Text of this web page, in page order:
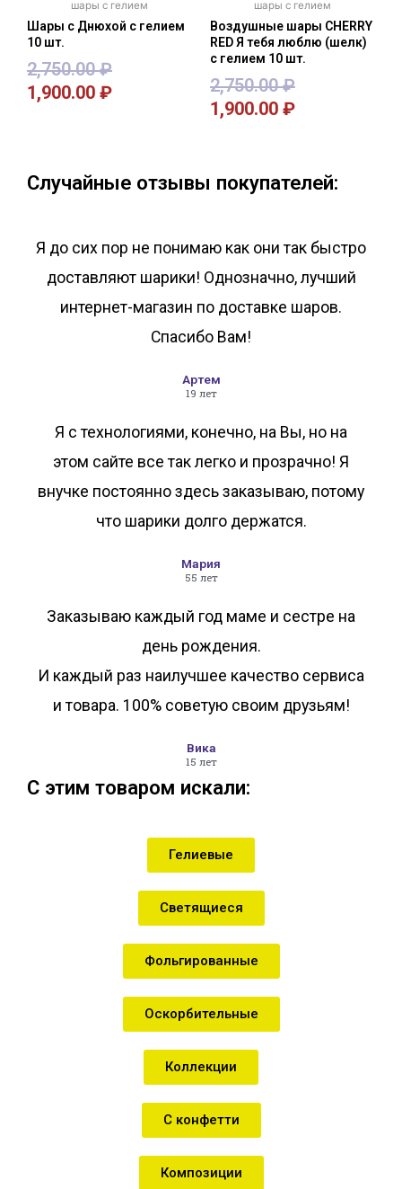
шары с гелием
Шары с Днюхой с гелием
10 шт.
2,750.00₽
1,900.00 ₽
шары с гелием
Воздушные шары CHERRY
RED Я тебя люблю (шелк)
с гелием 10 шт.
2,750.00₽
1,900.00 ₽
Случайные отзывы покупателей:
Я до сих пор не понимаю как они так быстро
доставляют шарики! Однозначно, лучший
интернет-магазин по доставке шаров.
Спасибо Вам!
Артем
19 лет
Я с технологиями, конечно, на Вы, но на
этом сайте все так легко и прозрачно! Я
внучке постоянно здесь заказываю, потому
что шарики долго держатся.
Мария
55 лет
Заказываю каждый год маме и сестре на
день рождения.
И каждый раз наилучшее качество сервиса
и товара. 100% советую своим друзьям!
Вика
15 лет
С этим товаром искали:
Гелиевые
Светящиеся
Фольгированные
Оскорбительные
Коллекции
С конфетти
Композиции